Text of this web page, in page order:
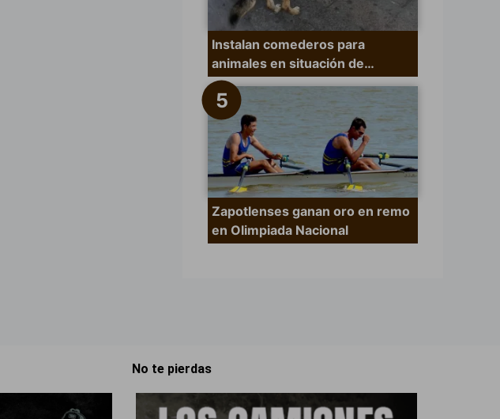
Instalan comederos para
animales en situación de…
Zapotlenses ganan oro en remo
en Olimpiada Nacional
No te pierdas